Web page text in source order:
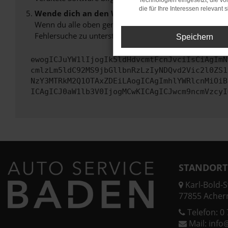
Wende dich an den Webseitenbetreiber.
Wenn du alle oben genannten Schritte versucht hast,
Fehlersuche zu unterstützen:
Karl-Bold-
77855
Telefon: 0
Mail:
die für Ihre Interessen relevant
Speichern